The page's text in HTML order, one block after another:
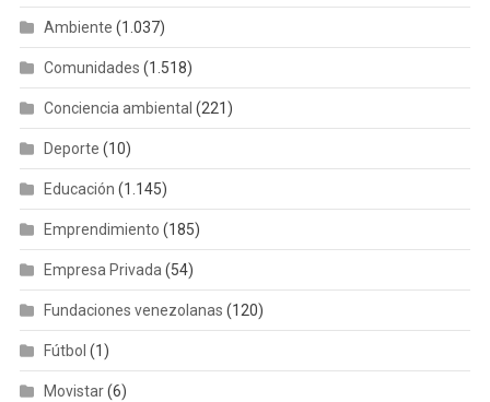
Ambiente (1.037)
Comunidades (1.518)
Conciencia ambiental (221)
Deporte (10)
Educación (1.145)
Emprendimiento (185)
Empresa Privada (54)
Fundaciones venezolanas (120)
Fútbol (1)
Movistar(6)